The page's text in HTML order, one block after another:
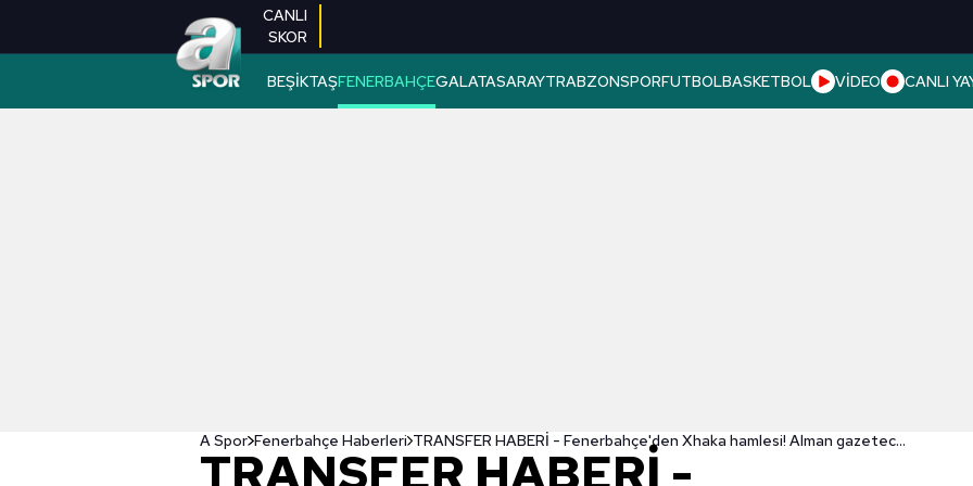
CANLI
SKOR
BEŞİKTAŞFENERBAHÇEGALATASARAYTRABZONSPORFUTBOLBASKETBOL VİDEO CANLI
A Spor Fenerbahçe Haberleri TRANSFER HABERİ - Fenerbahçe'den Xhaka hamlesi! Alman gazeteci açıkladı
TRANSFER HABERİ -